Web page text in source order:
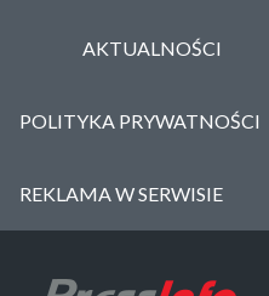
AKTUALNOŚCI
POLITYKA PRYWATNOŚCI
REKLAMA W SERWISIE